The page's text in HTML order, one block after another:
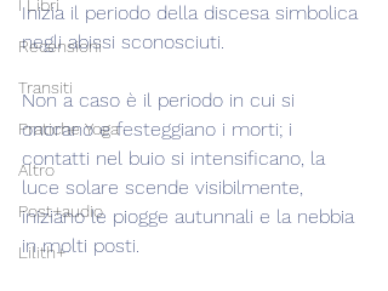
I Libri
Recensioni
Transiti
Pratiche Yoga
Altro
Post+audio
Lilith+
Inizia il periodo della discesa simbolica
negli abissi sconosciuti.
Non a caso è il periodo in cui si
onorano e festeggiano i morti; i
contatti nel buio si intensificano, la
luce solare scende visibilmente,
iniziano le piogge autunnali e la nebbia
in molti posti.